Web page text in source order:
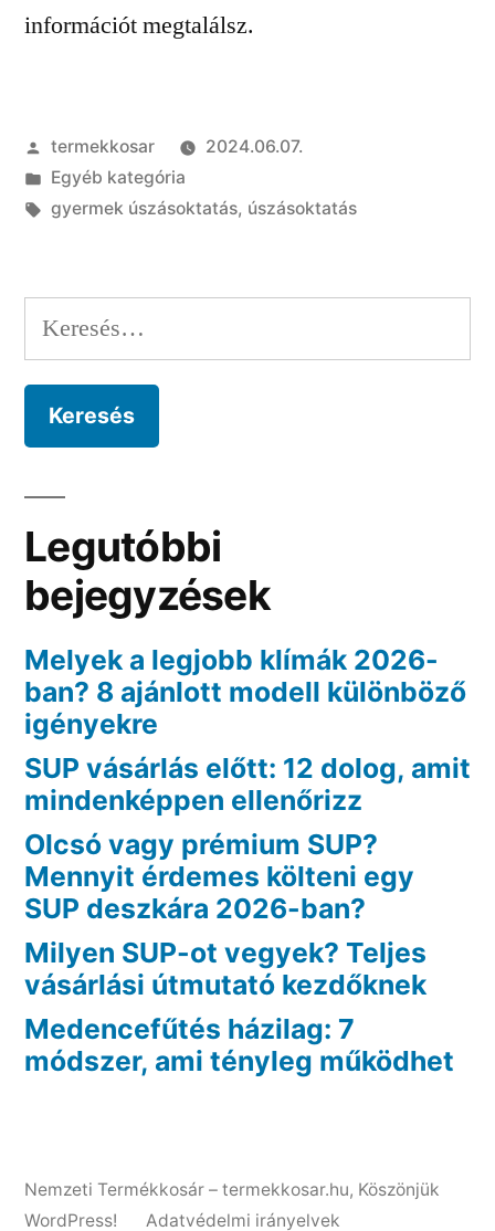
információt megtalálsz.
Szerző:
termekkosar
2024.06.07.
Kategória:
Egyéb kategória
Címke:
gyermek úszásoktatás, úszásoktatás
Keresés:
Legutóbbi
bejegyzések
Melyek a legjobb klímák 2026-
ban? 8 ajánlott modell különböző
igényekre
SUP vásárlás előtt: 12 dolog, amit
mindenképpen ellenőrizz
Olcsó vagy prémium SUP?
Mennyit érdemes költeni egy
SUP deszkára 2026-ban?
Milyen SUP-ot vegyek? Teljes
vásárlási útmutató kezdőknek
Medencefűtés házilag: 7
módszer, ami tényleg működhet
Nemzeti Termékkosár – termekkosar.hu, Köszönjük
WordPress!
Adatvédelmi irányelvek